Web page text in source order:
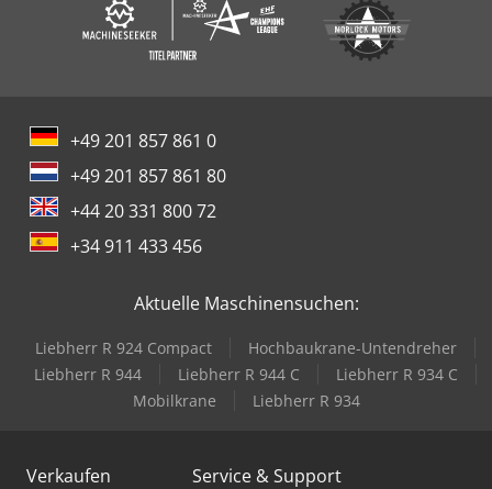
+49 201 857 861 0
+49 201 857 861 80
+44 20 331 800 72
+34 911 433 456
Aktuelle Maschinensuchen:
Liebherr R 924 Compact
Hochbaukrane-Untendreher
Liebherr R 944
Liebherr R 944 C
Liebherr R 934 C
Mobilkrane
Liebherr R 934
Verkaufen Service & Support